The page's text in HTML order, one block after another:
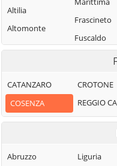
Altilia
Altomonte
Amantea
Aprigliano
Belmonte
Calabro
Frascineto
Fuscaldo
Piemontese
Lago
Laino
CATANZARO
COSENZA
CROTONE
REGGIO
Abruzzo
Liguria